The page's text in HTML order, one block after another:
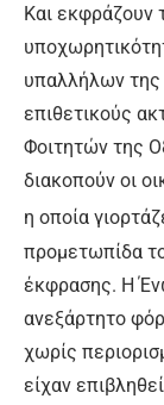
Και εκφράζουν
υπαλλήλων της
επιθετικούς
Φοιτητών της
διακοπούν οι
η οποία
προμετωπίδα
έκφρασης. Η
ανεξάρτητο
χωρίς
είχαν